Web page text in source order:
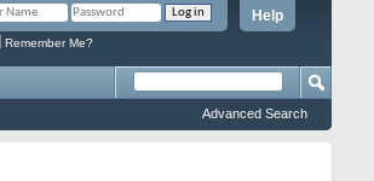
Help
Remember Me?
Advanced Search